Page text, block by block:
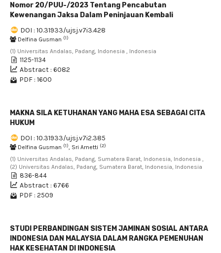
Nomor 20/PUU-/2023 Tentang Pencabutan
Kewenangan Jaksa Dalam Peninjauan Kembali
DOI : 10.31933/ujsj.v7i3.428
Delfina Gusman (1)
(1) Universitas Andalas, Padang, Indonesia , Indonesia
1125-1134
Abstract : 6082
PDF : 1600
MAKNA SILA KETUHANAN YANG MAHA ESA SEBAGAI CITA
HUKUM
DOI : 10.31933/ujsj.v7i2.385
Delfina Gusman (1), Sri Arnetti (2)
(1) Universitas Andalas, Padang, Sumatera Barat, Indonesia, Indonesia ,
(2) Universitas Andalas, Padang, Sumatera Barat, Indonesia, Indonesia
836-844
Abstract : 6766
PDF : 2509
STUDI PERBANDINGAN SISTEM JAMINAN SOSIAL ANTARA
INDONESIA DAN MALAYSIA DALAM RANGKA PEMENUHAN
HAK KESEHATAN DI INDONESIA